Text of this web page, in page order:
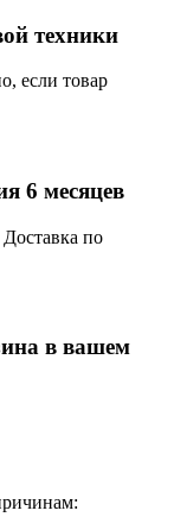
техники
если товар
6 месяцев
по
в вашем